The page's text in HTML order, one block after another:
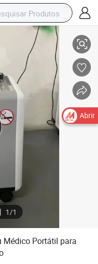
Portátil para Uso Doméstico
1/1
Médico Portátil para
Abrir